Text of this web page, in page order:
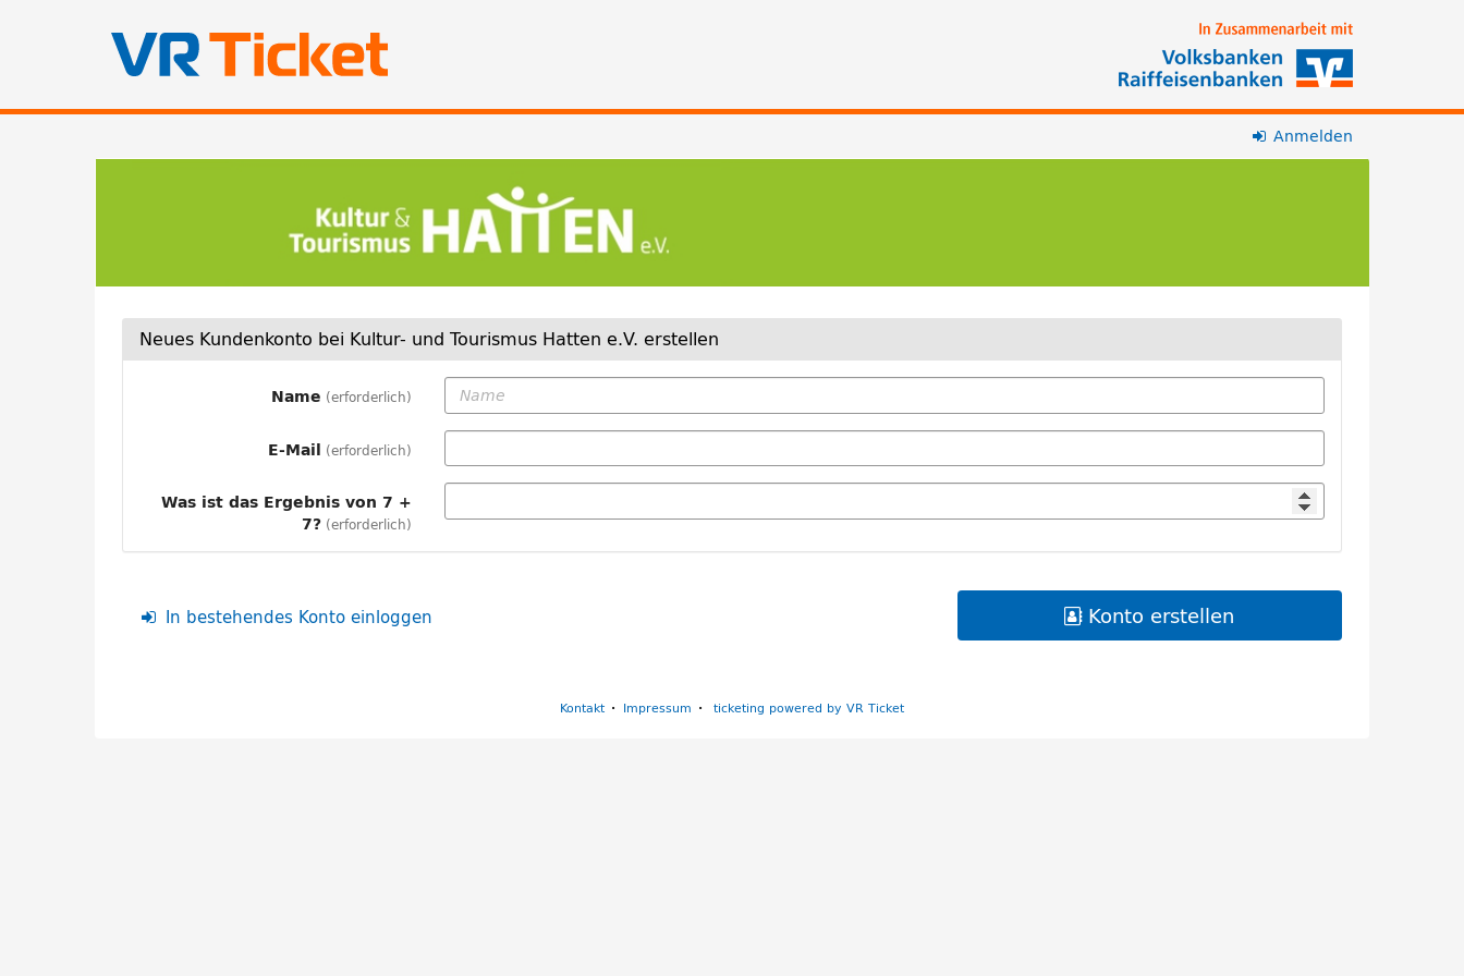
Anmelden
Kultur-
Hatten
e.V.
Neues Kundenkonto bei Kultur- und Tourismus Hatten e.V. erstellen
Name erforderlich
E-Mail erforderlich
Was ist das Ergebnis von 7 +
7? erforderlich
In bestehendes Konto einloggen Konto erstellen
Kontakt Impressum ticketing powered by VR Ticket